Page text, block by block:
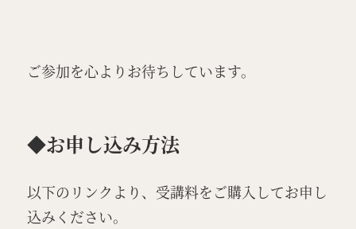
ご参加を心よりお待ちしています。
◆お申し込み方法
以下のリンクより、受講料をご購入してお申し
込みください。